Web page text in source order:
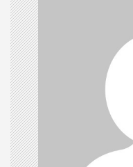
g
a
t
i
o